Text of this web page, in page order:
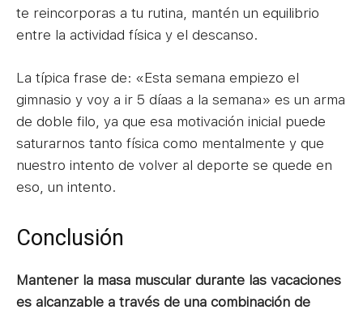
te reincorporas a tu rutina, mantén un equilibrio
entre la actividad física y el descanso.
La típica frase de: «Esta semana empiezo el
gimnasio y voy a ir 5 díaas a la semana» es un arma
de doble filo, ya que esa motivación inicial puede
saturarnos tanto física como mentalmente y que
nuestro intento de volver al deporte se quede en
eso, un intento.
Conclusión
Mantener la masa muscular durante las vacaciones
es alcanzable a través de una combinación de